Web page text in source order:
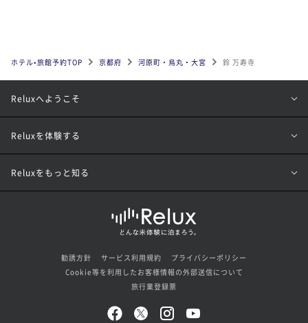
ホテル•旅館予約TOP 京都府 河原町・烏丸・大宮 鈴 万寿寺
Reluxへようこそ
Reluxを体験する
Reluxをもっと知る
勧誘方針 サービス利用規約
プライバシーポリシー
Cookie等を利用したお客様情報の外部送信について
旅行業登録票